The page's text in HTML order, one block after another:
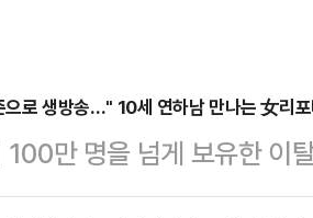
으로 생방송…" 10세 연하남 만나는 女리
100만 명을 넘게 보유한 이
한 노출 의상이 화제의 중